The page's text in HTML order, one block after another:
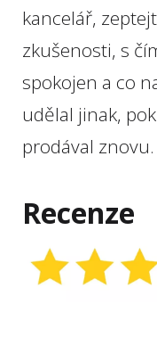
kancelář,
zkušenosti, s
spokojen a co
udělal jinak,
prodával znovu.
Recenze